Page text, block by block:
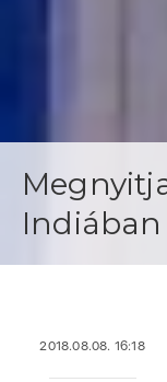
Indiában
2018.08.08. 16:18